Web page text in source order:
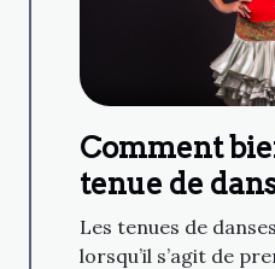
Comment
tenue de
Les tenues de
lorsqu’il s’agit de